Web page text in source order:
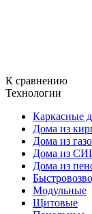
К сравнению
Технологии
Каркасные
Дома из
Дома из
Дома из
Дома из
Модульные
Щитовые